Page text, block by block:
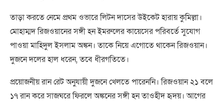
তাড়া করতে নেমে প্রথম ওভারে লিটন দাসের উইকেট হারায় কুমিল্লা।
মোহাম্মদ রিজওয়ানের সঙ্গী হন ইমরুলের কায়েসের পরিবর্তে সুযোগ
পাওয়া মাহিদুল ইসলাম অঙ্কন। তাকে নিয়ে এগোতে থাকেন রিজওয়ান।
দুজনে দলের হাল ধরেন, তবে ধীরগতিতে।
প্রয়োজনীয় রান রেট অনুযায়ী দুজনে খেলতে পারেননি। রিজওয়ান ২১ বলে
১৭ রান করে সাজঘরে ফিরলে অঙ্কনের সঙ্গী হন তাওহীদ হৃদয়। আগের